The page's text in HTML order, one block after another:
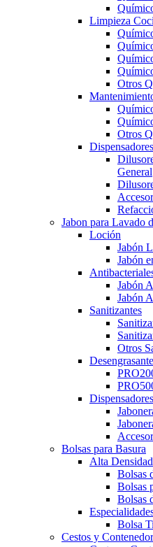
Limpieza
Otros
Otros
General
Jabon para Lavado
Loción
Jabón
Jabón
Jabón
Jabón
Sanitizantes
Otros
Bolsas para Basura
Alta Densidad
Bolsas
Bolsas
Bolsas
Bolsa
Cestos y